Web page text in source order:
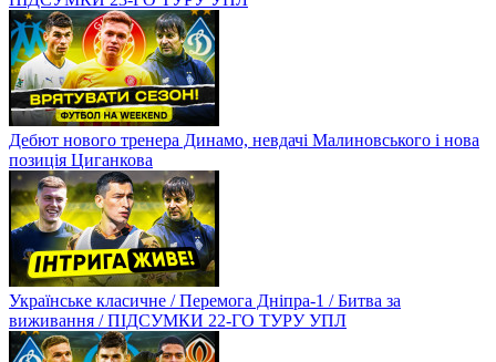
Дебют нового тренера Динамо, невдачі Малиновського і нова
позиція Циганкова
Українське класичне / Перемога Дніпра-1 / Битва за
виживання / ПІДСУМКИ 22-ГО ТУРУ УПЛ